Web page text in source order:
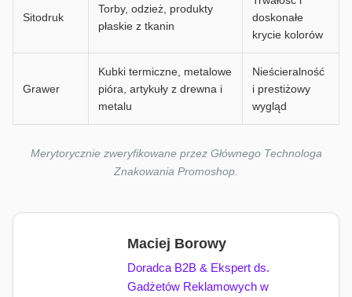
Sitodruk
Torby, odzież, produkty
płaskie z tkanin
doskonałe
krycie kolorów
Grawer
Kubki termiczne, metalowe
pióra, artykuły z drewna i
metalu
Nieścieralność
i prestiżowy
wygląd
Merytorycznie zweryfikowane przez Głównego Technologa
Znakowania Promoshop.
Maciej Borowy
Doradca B2B & Ekspert ds.
Gadżetów Reklamowych w